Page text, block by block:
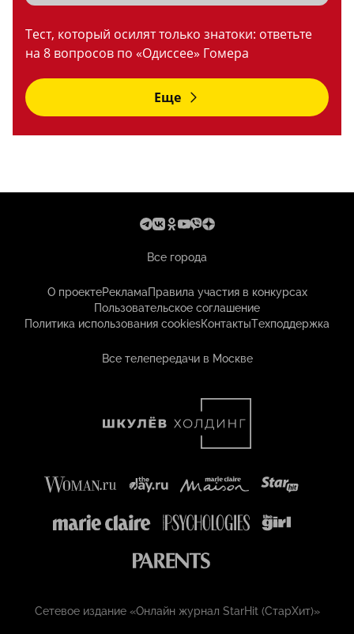
Тест, который осилят только знатоки: ответьте
на 8 вопросов по «Одиссее» Гомера
Еще
Все города
О проектеРекламаПравила участия в конкурсах
Пользовательское соглашение
Политика использования cookiesКонтактыТехподдержка
Все телепередачи в Москве
Сетевое издание «Онлайн журнал StarHit (СтарХит)»